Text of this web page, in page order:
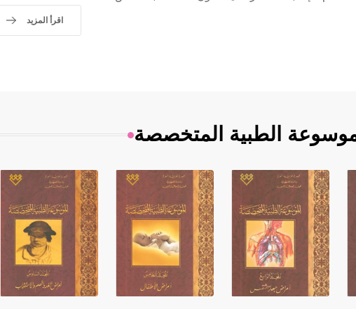
اقرأ المزيد
الطبية المتخصصة